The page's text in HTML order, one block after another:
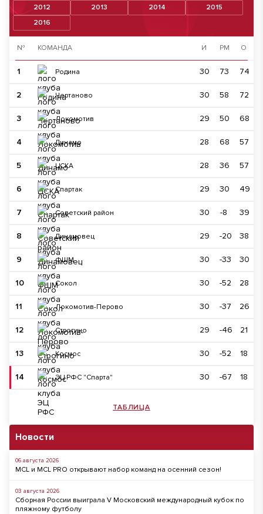
2012 2013 2014
2015
2016
№ КОМАНДА И РМ О
1 Родина 30 73 74
2 Чертаново 30 58 72
3 Локомотив 29 50 68
4 Динамо 28 68 57
5 ЦСКА 28 36 57
6 Спартак 29 30 49
7 Советский район 30 -8 39
8 Динамовец 29 -20 38
9 ФШМ 30 -33 30
10 Сокол 30 -52 28
11 Локомотив-Перово 30 -37 26
12 Строгино 29 -46 21
13 Космос 30 -52 18
14 ЭЦ РФС "Спарта" 30 -67 18
ТАБЛИЦА
Новости
06 августа 2026
MCL и MCL PRO открывают набор команд на осенний сезон!
03 августа 2026
Сборная России выиграла V Московский международный кубок по
пляжному футболу